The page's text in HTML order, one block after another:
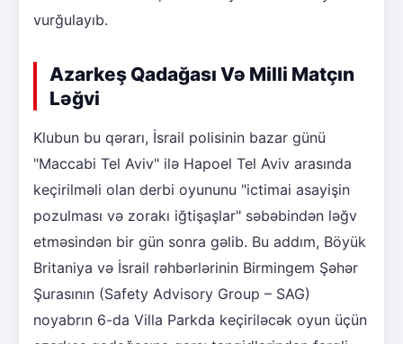
vurğulayıb.
Azarkeş Qadağası Və Milli Matçın
Ləğvi
Klubun bu qərarı, İsrail polisinin bazar günü
"Maccabi Tel Aviv" ilə Hapoel Tel Aviv arasında
keçirilməli olan derbi oyununu "ictimai asayişin
pozulması və zorakı iğtişaşlar" səbəbindən ləğv
etməsindən bir gün sonra gəlib. Bu addım, Böyük
Britaniya və İsrail rəhbərlərinin Birmingem Şəhər
Şurasının (Safety Advisory Group – SAG)
noyabrın 6-da Villa Parkda keçiriləcək oyun üçün